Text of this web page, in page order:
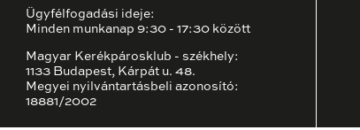
Ügyfélfogadási ideje:
Minden munkanap 9:30 - 17:30 között
Magyar Kerékpárosklub - székhely:
1133 Budapest, Kárpát u. 48.
Megyei nyilvántartásbeli azonosító:
18881/2002